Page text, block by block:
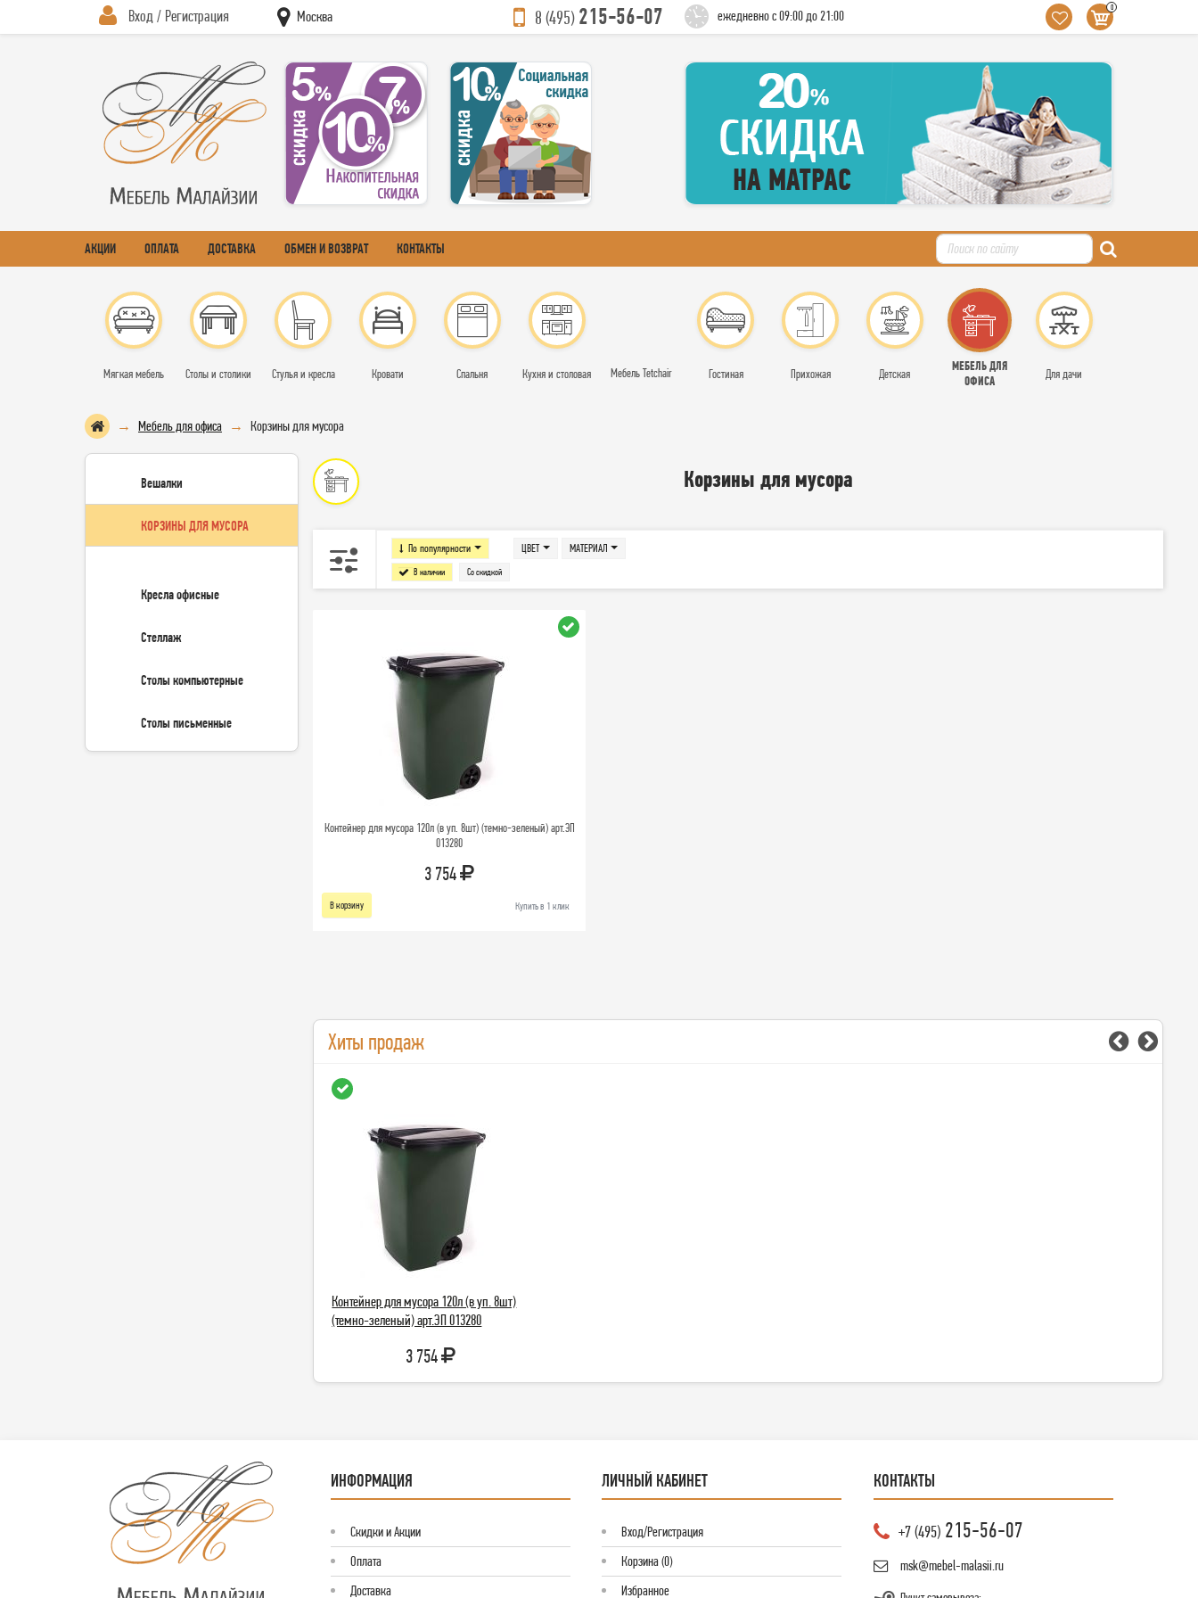
Вход / Регистрация Москва 8 (495)215-56-07 ежедневно с 09:00 до 21:00
0
АКЦИИ ОПЛАТА ДОСТАВКА ОБМЕН И ВОЗВРАТ КОНТАКТЫ
Мягкая мебель Столы и столики Стулья и кресла Кровати Спальня Кухня и столовая Мебель Tetchair Гостиная Прихожая Детская
МЕБЕЛЬ ДЛЯ
ОФИСА
Для дачи
Мебель для офиса Корзины для мусора
Вешалки
КОРЗИНЫ ДЛЯ МУСОРА
Кресла офисные
Стеллаж
Столы компьютерные
Столы письменные
Корзины для мусора
По популярности
В наличии Со скидкой
ЦВЕТ МАТЕРИАЛ
Контейнер для мусора 120л (в уп. 8шт) (темно-зеленый) арт.ЭП
013280
3 754
В корзину Купить в 1 клик
Хиты продаж
Контейнер для мусора 120л (в уп. 8шт)
(темно-зеленый) арт.ЭП 013280
3 754
ИНФОРМАЦИЯ
Скидки и Акции
Оплата
Доставка
ЛИЧНЫЙ КАБИНЕТ
Вход/Регистрация
Корзина (0)
Избранное
КОНТАКТЫ
+7 (495)215-56-07
msk@mebel-malasii.ru